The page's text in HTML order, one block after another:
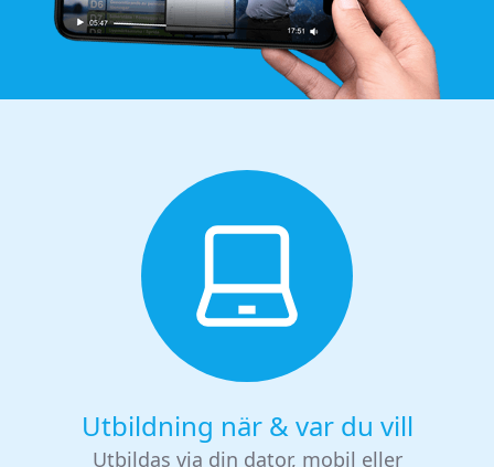
Utbildning när & var du vill
Utbildas via din dator, mobil eller